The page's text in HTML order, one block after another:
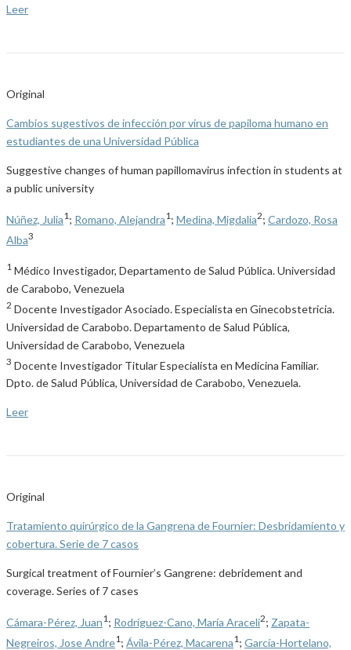
Leer
Original
Cambios sugestivos de infección por virus de papiloma humano en
estudiantes de una Universidad Pública
Suggestive changes of human papillomavirus infection in students at
a public university
Núñez, Julia1 ; Romano, Alejandra1 ; Medina, Migdalia2; Cardozo, Rosa
Alba3
1 Médico Investigador, Departamento de Salud Pública. Universidad
de Carabobo, Venezuela
2 Docente Investigador Asociado. Especialista en Ginecobstetricia.
Universidad de Carabobo. Departamento de Salud Pública,
Universidad de Carabobo, Venezuela
3 Docente Investigador Titular Especialista en Medicina Familiar.
Dpto. de Salud Pública, Universidad de Carabobo, Venezuela.
Leer
Original
Tratamiento quirúrgico de la Gangrena de Fournier: Desbridamiento y
cobertura. Serie de 7 casos
Surgical treatment of Fournier’s Gangrene: debridement and
coverage. Series of 7 cases
Cámara-Pérez, Juan1 ; Rodríguez-Cano, María Araceli2; Zapata-
Negreiros, Jose Andre1 ; Ávila-Pérez, Macarena1 ; García-Hortelano,